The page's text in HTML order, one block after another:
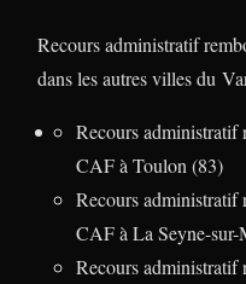
Recours administratif
dans les autres villes du
Recours administratif
CAF à Toulon (83)
Recours administratif
CAF à La Seyne-sur-
Recours administratif